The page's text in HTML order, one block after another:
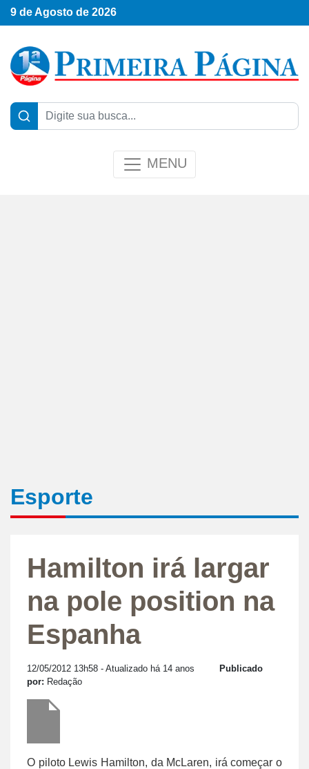
9 de Agosto de 2026
MENU
Esporte
Hamilton irá largar
na pole position na
Espanha
12/05/2012 13h58 - Atualizado há 14 anos
Publicado
por: Redação
O piloto Lewis Hamilton, da McLaren, irá começar o